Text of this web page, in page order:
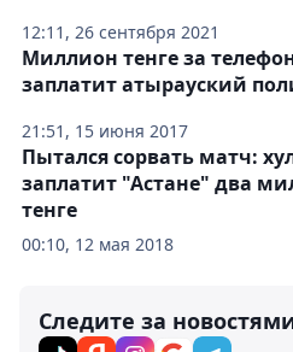
12:11, 26 сентября 2021
21:51, 15 июня 2017
Миллион тенге за
заплатит атырауский
00:10, 12 мая 2018
Пытался сорвать матч:
заплатит "Астане" два
тенге
Следите за